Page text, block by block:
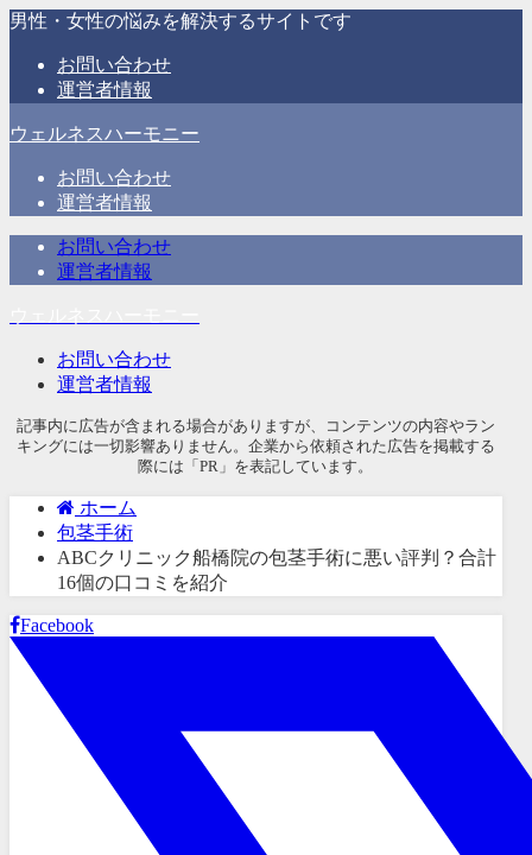
男性・女性の悩みを解決するサイトです
お問い合わせ
運営者情報
ウェルネスハーモニー
お問い合わせ
運営者情報
お問い合わせ
運営者情報
お問い合わせ
運営者情報
記事内に広告が含まれる場合がありますが、コンテンツの内容やラン
キングには一切影響ありません。企業から依頼された広告を掲載する
際には「PR」を表記しています。
ホーム
包茎手術
ABCクリニック船橋院の包茎手術に悪い評判？合計
16個の口コミを紹介
Facebook